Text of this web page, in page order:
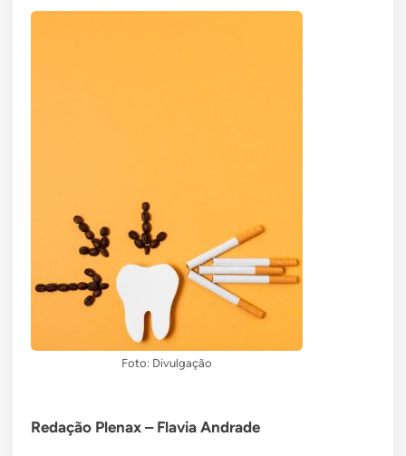
Foto: Divulgação
Redação Plenax – Flavia Andrade